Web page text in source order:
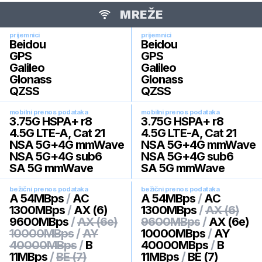
MREŽE
prijemnici
Beidou
GPS
Galileo
Glonass
QZSS
prijemnici
Beidou
GPS
Galileo
Glonass
QZSS
mobilni prenos podataka
3.75G HSPA+ r8
4.5G LTE-A, Cat 21
NSA 5G+4G mmWave
NSA 5G+4G sub6
SA 5G mmWave
mobilni prenos podataka
3.75G HSPA+ r8
4.5G LTE-A, Cat 21
NSA 5G+4G mmWave
NSA 5G+4G sub6
SA 5G mmWave
bežični prenos podataka
A 54MBps / AC
1300MBps / AX (6)
9600MBps /AX (6e)
10000MBps /AY
40000MBps / B
11MBps /BE (7)
bežični prenos podataka
A 54MBps / AC
1300MBps /AX (6)
9600MBps / AX (6e)
10000MBps / AY
40000MBps / B
11MBps / BE (7)